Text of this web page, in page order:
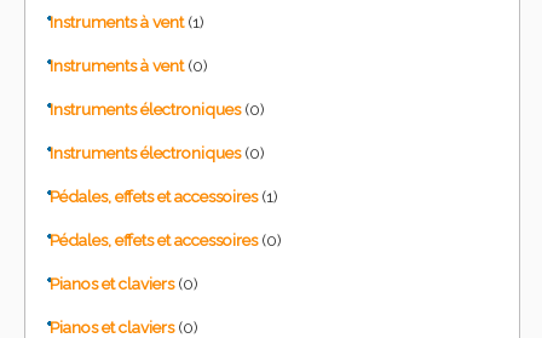
Instruments à vent(1)
Instruments à vent(0)
Instruments électroniques(0)
Instruments électroniques(0)
Pédales, effets et accessoires(1)
Pédales, effets et accessoires(0)
Pianos et claviers(0)
Pianos et claviers(0)